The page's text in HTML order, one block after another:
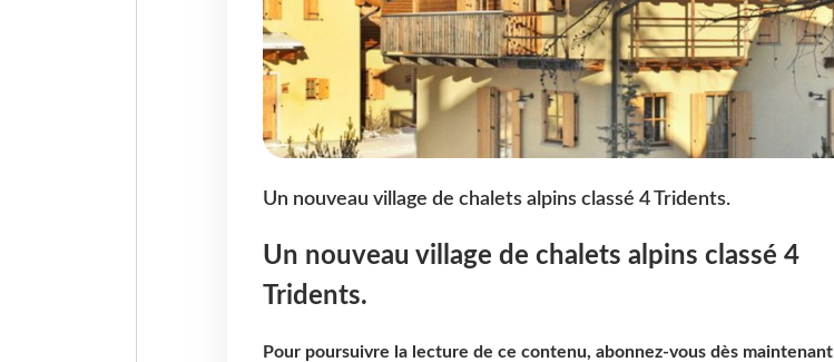
Un nouveau village de chalets alpins classé 4 Tridents.
Un nouveau village de chalets alpins classé 4
Tridents.
Pour poursuivre la lecture de ce contenu, abonnez-vous dès maintenant